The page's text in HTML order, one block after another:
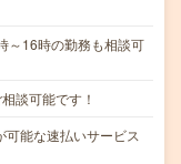
16時の勤務も相談可
談可能です！
能な速払いサービス